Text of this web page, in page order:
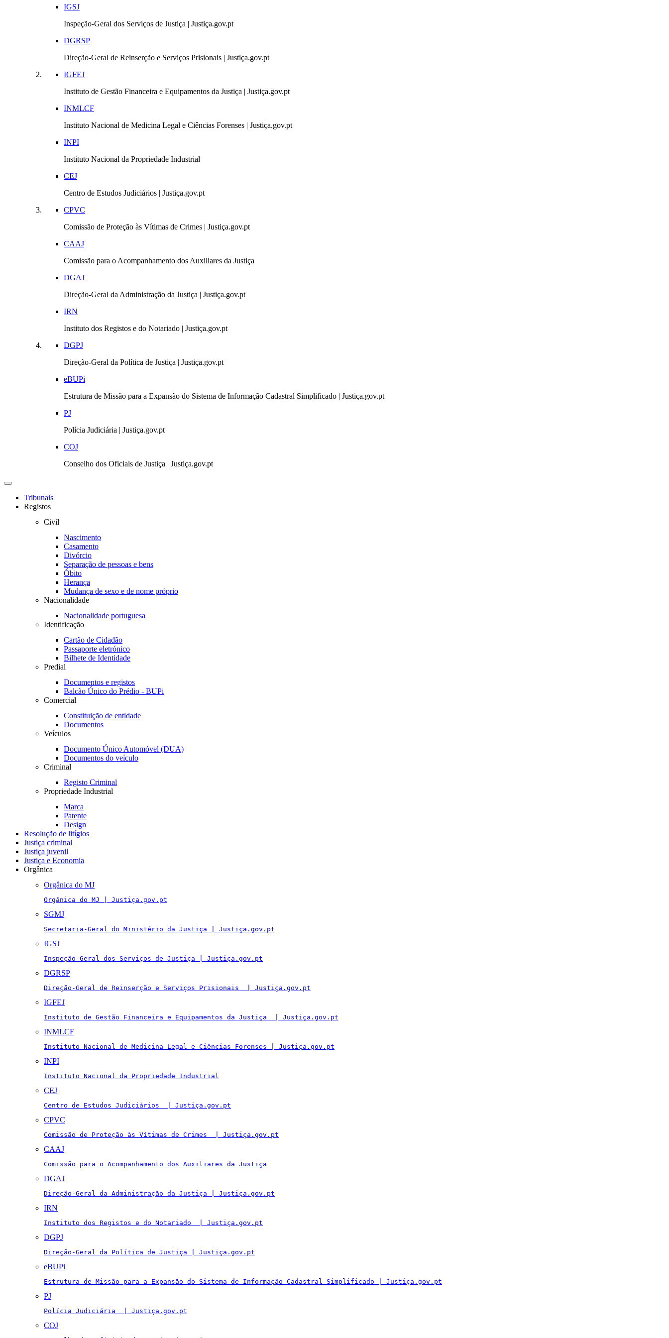
IGSJ
Inspeção-Geral dos Serviços de Justiça | Justiça.gov.pt
DGRSP
Direção-Geral de Reinserção e Serviços Prisionais | Justiça.gov.pt
IGFEJ
Instituto de Gestão Financeira e Equipamentos da Justiça | Justiça.gov.pt
INMLCF
Instituto Nacional de Medicina Legal e Ciências Forenses | Justiça.gov.pt
INPI
Instituto Nacional da Propriedade Industrial
CEJ
Centro de Estudos Judiciários | Justiça.gov.pt
CPVC
Comissão de Proteção às Vítimas de Crimes | Justiça.gov.pt
CAAJ
Comissão para o Acompanhamento dos Auxiliares da Justiça
DGAJ
Direção-Geral da Administração da Justiça | Justiça.gov.pt
IRN
Instituto dos Registos e do Notariado | Justiça.gov.pt
DGPJ
Direção-Geral da Política de Justiça | Justiça.gov.pt
eBUPi
Estrutura de Missão para a Expansão do Sistema de Informação Cadastral Simplificado | Justiça.gov.pt
PJ
Polícia Judiciária | Justiça.gov.pt
COJ
Conselho dos Oficiais de Justiça | Justiça.gov.pt
Toggle
navigationTribunais
Registos
Civil
Nascimento
Casamento
Divórcio
Separação de pessoas e bens
Óbito
Herança
Mudança de sexo e de nome próprio
Nacionalidade
Nacionalidade portuguesa
Identificação
Cartão de Cidadão
Passaporte eletrónico
Bilhete de Identidade
Predial
Documentos e registos
Balcão Único do Prédio - BUPi
Comercial
Constituição de entidade
Documentos
Veículos
Documento Único Automóvel (DUA)
Documentos do veículo
Criminal
Registo Criminal
Propriedade Industrial
Marca
Patente
Design
Resolução de litígios
Justiça criminal
Justiça juvenil
Justiça e Economia
Orgânica
Orgânica do MJ
Orgânica do MJ | Justiça.gov.pt
SGMJ
Secretaria-Geral do Ministério da Justiça | Justiça.gov.pt
IGSJ
Inspeção-Geral dos Serviços de Justiça | Justiça.gov.pt
DGRSP
Direção-Geral de Reinserção e Serviços Prisionais  | Justiça.gov.pt
IGFEJ
Instituto de Gestão Financeira e Equipamentos da Justiça  | Justiça.gov.pt
INMLCF
Instituto Nacional de Medicina Legal e Ciências Forenses | Justiça.gov.pt
INPI
Instituto Nacional da Propriedade Industrial
CEJ
Centro de Estudos Judiciários  | Justiça.gov.pt
CPVC
Comissão de Proteção às Vítimas de Crimes  | Justiça.gov.pt
CAAJ
Comissão para o Acompanhamento dos Auxiliares da Justiça
DGAJ
Direção-Geral da Administração da Justiça | Justiça.gov.pt
IRN
Instituto dos Registos e do Notariado  | Justiça.gov.pt
DGPJ
Direção-Geral da Política de Justiça | Justiça.gov.pt
eBUPi
Estrutura de Missão para a Expansão do Sistema de Informação Cadastral Simplificado | Justiça.gov.pt
PJ
Polícia Judiciária  | Justiça.gov.pt
COJ